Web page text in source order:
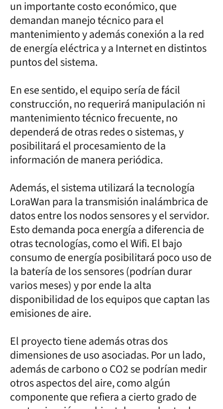
un importante costo económico, que
demandan manejo técnico para el
mantenimiento y además conexión a la red
de energía eléctrica y a Internet en distintos
puntos del sistema.
En ese sentido, el equipo sería de fácil
construcción, no requerirá manipulación ni
mantenimiento técnico frecuente, no
dependerá de otras redes o sistemas, y
posibilitará el procesamiento de la
información de manera periódica.
Además, el sistema utilizará la tecnología
LoraWan para la transmisión inalámbrica de
datos entre los nodos sensores y el servidor.
Esto demanda poca energía a diferencia de
otras tecnologías, como el Wifi. El bajo
consumo de energía posibilitará poco uso de
la batería de los sensores (podrían durar
varios meses) y por ende la alta
disponibilidad de los equipos que captan las
emisiones de aire.
El proyecto tiene además otras dos
dimensiones de uso asociadas. Por un lado,
además de carbono o CO2 se podrían medir
otros aspectos del aire, como algún
componente que refiera a cierto grado de